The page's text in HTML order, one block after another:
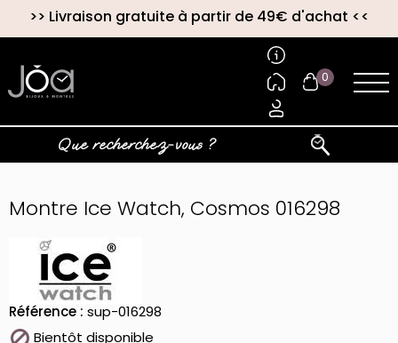
>> Livraison gratuite à partir de 49€ d'achat <<
0
Montre Ice Watch, Cosmos 016298
Référence : sup-016298
 Bientôt disponible